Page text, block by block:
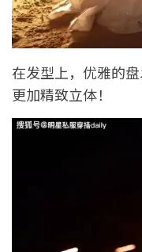
在发型上，优雅的
更加精致立体！